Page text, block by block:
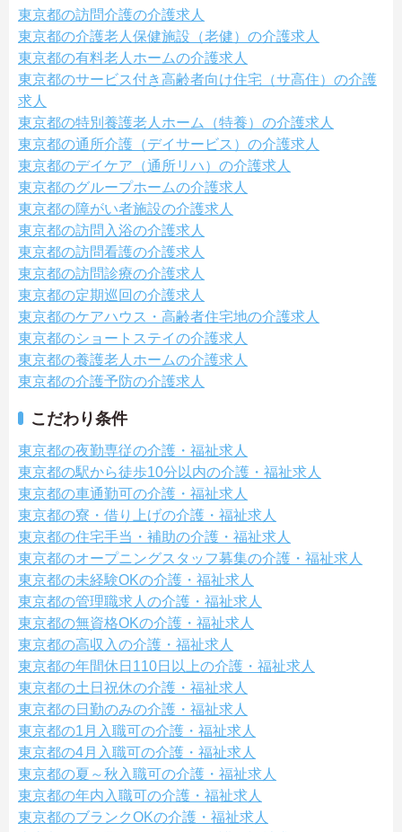
東京都の訪問介護の介護求人
東京都の介護老人保健施設（老健）の介護求人
東京都の有料老人ホームの介護求人
東京都のサービス付き高齢者向け住宅（サ高住）の介護
求人
東京都の特別養護老人ホーム（特養）の介護求人
東京都の通所介護（デイサービス）の介護求人
東京都のデイケア（通所リハ）の介護求人
東京都のグループホームの介護求人
東京都の障がい者施設の介護求人
東京都の訪問入浴の介護求人
東京都の訪問看護の介護求人
東京都の訪問診療の介護求人
東京都の定期巡回の介護求人
東京都のケアハウス・高齢者住宅地の介護求人
東京都のショートステイの介護求人
東京都の養護老人ホームの介護求人
東京都の介護予防の介護求人
こだわり条件
東京都の夜勤専従の介護・福祉求人
東京都の駅から徒歩10分以内の介護・福祉求人
東京都の車通勤可の介護・福祉求人
東京都の寮・借り上げの介護・福祉求人
東京都の住宅手当・補助の介護・福祉求人
東京都のオープニングスタッフ募集の介護・福祉求人
東京都の未経験OKの介護・福祉求人
東京都の管理職求人の介護・福祉求人
東京都の無資格OKの介護・福祉求人
東京都の高収入の介護・福祉求人
東京都の年間休日110日以上の介護・福祉求人
東京都の土日祝休の介護・福祉求人
東京都の日勤のみの介護・福祉求人
東京都の1月入職可の介護・福祉求人
東京都の4月入職可の介護・福祉求人
東京都の夏～秋入職可の介護・福祉求人
東京都の年内入職可の介護・福祉求人
東京都のブランクOKの介護・福祉求人